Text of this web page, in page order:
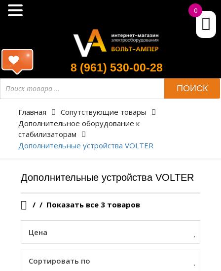
8 (961) 530-00-28
товара
ПОИСК
Главная
Сопутствующие товары
Дополнительное оборудование к
стабилизаторам
Дополнительные устройства VOLTER
Дополнительные устройства VOLTER
/ Показать все 3 товаров
Цена
Сортировать по
0